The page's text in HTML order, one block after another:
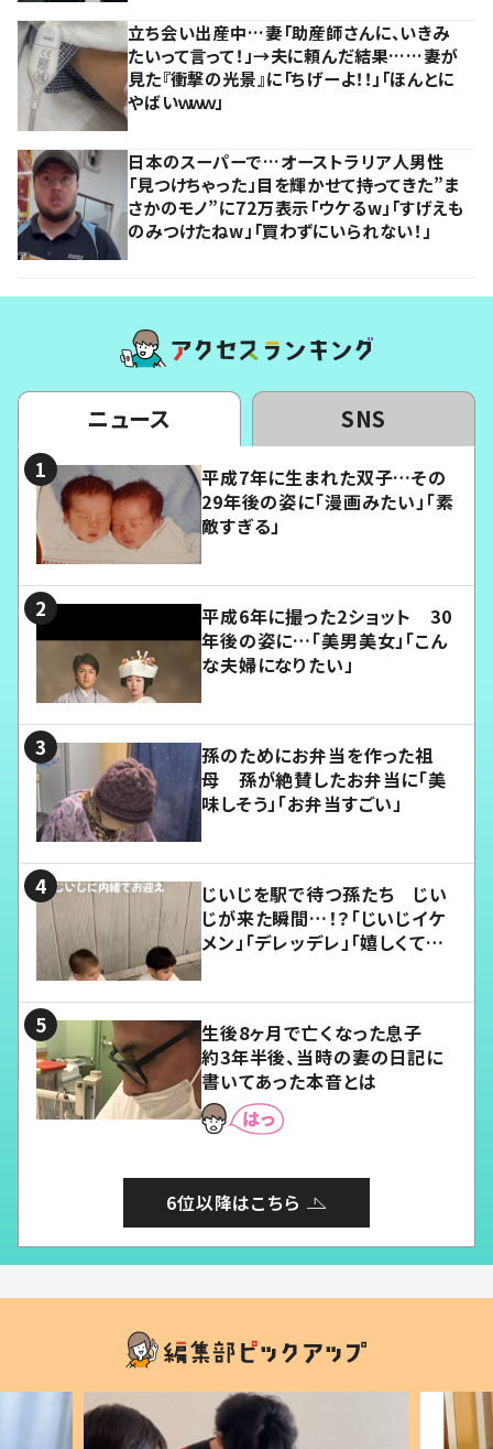
立ち会い出産中…妻「助産師さんに、いきみ
たいって言って！」→夫に頼んだ結果……妻が
見た『衝撃の光景』に「ちげーよ！！」「ほんとに
やばいｗｗｗ」
日本のスーパーで…オーストラリア人男性
「見つけちゃった」目を輝かせて持ってきた”ま
さかのモノ”に72万表示「ウケるw」「すげえも
のみつけたねw」「買わずにいられない！」
ニュース SNS
平成7年に生まれた双子…その
29年後の姿に「漫画みたい」「素
敵すぎる」
平成6年に撮った2ショット 30
年後の姿に…「美男美女」「こん
な夫婦になりたい」
孫のためにお弁当を作った祖
母 孫が絶賛したお弁当に「美
味しそう」「お弁当すごい」
じいじを駅で待つ孫たち じい
じが来た瞬間…！？「じいじイケ
メン」「デレッデレ」「嬉しくて可
生後8ヶ月で亡くなった息子
約3年半後、当時の妻の日記に
書いてあった本音とは
6位以降はこちら